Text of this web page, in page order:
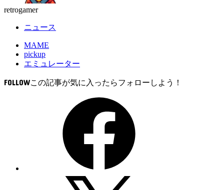
retrogamer
ニュース
MAME
pickup
エミュレーター
FOLLOW